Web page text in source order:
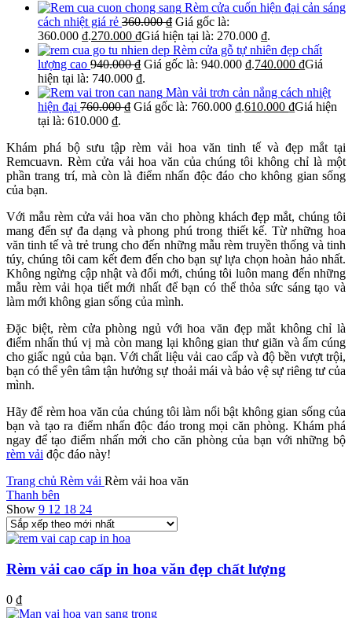
Rèm cửa cuốn hiện đại cản sáng
cách nhiệt giá rẻ 360.000₫ Giá gốc là:
360.000 ₫.270.000 ₫Giá hiện tại là: 270.000 ₫.
Rèm cửa gỗ tự nhiên đẹp chất
lượng cao 940.000₫ Giá gốc là: 940.000 ₫.740.000 ₫Giá
hiện tại là: 740.000 ₫.
Màn vải trơn cản nắng cách nhiệt
hiện đại 760.000₫ Giá gốc là: 760.000 ₫.610.000 ₫Giá hiện
tại là: 610.000 ₫.
Khám phá bộ sưu tập rèm vải hoa văn tinh tế và đẹp mắt tại
Remcuavn. Rèm cửa vải hoa văn của chúng tôi không chỉ là một
phần trang trí, mà còn là điểm nhấn độc đáo cho không gian sống
của bạn.
Với mẫu rèm cửa vải hoa văn cho phòng khách đẹp mắt, chúng tôi
mang đến sự đa dạng và phong phú trong thiết kế. Từ những hoa
văn tinh tế và trẻ trung cho đến những mẫu rèm truyền thống và tinh
túy, chúng tôi cam kết đem đến cho bạn sự lựa chọn hoàn hảo nhất.
Không ngừng cập nhật và đổi mới, chúng tôi luôn mang đến những
mẫu rèm vải họa tiết mới nhất để bạn có thể thỏa sức sáng tạo và
làm mới không gian sống của mình.
Đặc biệt, rèm cửa phòng ngủ với hoa văn đẹp mắt không chỉ là
điểm nhấn thú vị mà còn mang lại không gian thư giãn và ấm cúng
cho giấc ngủ của bạn. Với chất liệu vải cao cấp và độ bền vượt trội,
bạn có thể yên tâm tận hưởng sự thoải mái và bảo vệ sự riêng tư của
mình.
Hãy để rèm hoa văn của chúng tôi làm nổi bật không gian sống của
bạn và tạo ra điểm nhấn độc đáo trong mọi căn phòng. Khám phá
ngay để tạo điểm nhấn mới cho căn phòng của bạn với những bộ
rèm vải độc đáo này!
Trang chủ Rèm vải Rèm vải hoa văn
Thanh bên
Show 9 12 18 24
Rèm vải cao cấp in hoa văn đẹp chất lượng
0 ₫